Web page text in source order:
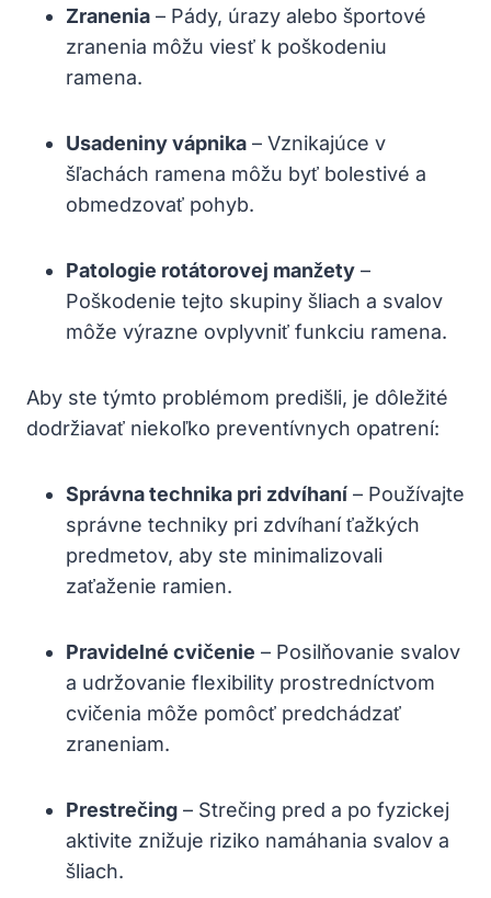
Zranenia – Pády, úrazy alebo športové
zranenia môžu viesť k poškodeniu
ramena.
Usadeniny vápnika – Vznikajúce v
šľachách ramena môžu byť bolestivé a
obmedzovať pohyb.
Patologie rotátorovej manžety –
Poškodenie tejto skupiny šliach a svalov
môže výrazne ovplyvniť funkciu ramena.
Aby ste týmto problémom predišli, je dôležité
dodržiavať niekoľko preventívnych opatrení:
Správna technika pri zdvíhaní – Používajte
správne techniky pri zdvíhaní ťažkých
predmetov, aby ste minimalizovali
zaťaženie ramien.
Pravidelné cvičenie – Posilňovanie svalov
a udržovanie flexibility prostredníctvom
cvičenia môže pomôcť predchádzať
zraneniam.
Prestrečing – Strečing pred a po fyzickej
aktivite znižuje riziko namáhania svalov a
šliach.